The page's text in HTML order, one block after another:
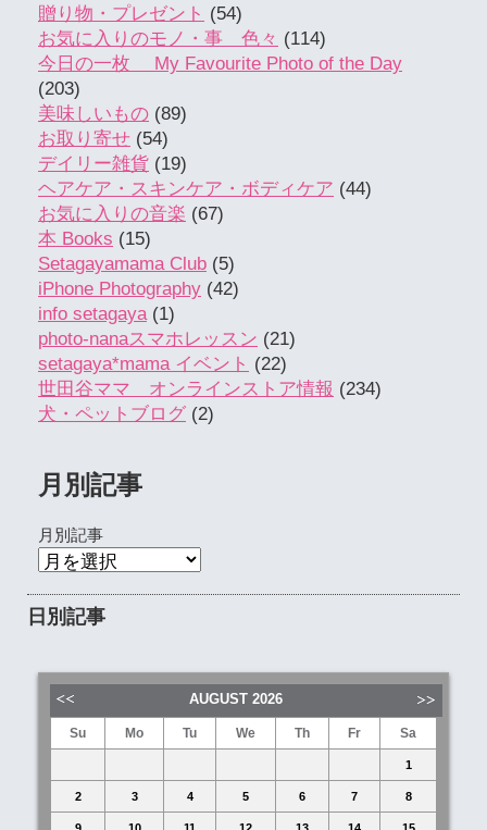
贈り物・プレゼント (54)
お気に入りのモノ・事 色々 (114)
今日の一枚 My Favourite Photo of the Day
(203)
美味しいもの (89)
お取り寄せ (54)
デイリー雑貨 (19)
ヘアケア・スキンケア・ボディケア (44)
お気に入りの音楽 (67)
本 Books (15)
Setagayamama Club (5)
iPhone Photography (42)
info setagaya(1)
photo-nanaスマホレッスン (21)
setagaya*mama イベント (22)
世田谷ママ オンラインストア情報 (234)
犬・ペットブログ (2)
月別記事
月別記事
日別記事
AUGUST 2026
Su Mo Tu We Th Fr Sa
1
2 3 4 5 6 7 8